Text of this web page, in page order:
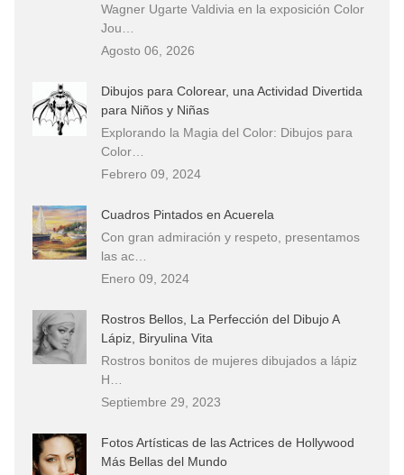
Wagner Ugarte Valdivia en la exposición Color
Jou…
Agosto 06, 2026
Dibujos para Colorear, una Actividad Divertida
para Niños y Niñas
Explorando la Magia del Color: Dibujos para
Color…
Febrero 09, 2024
Cuadros Pintados en Acuerela
Con gran admiración y respeto, presentamos
las ac…
Enero 09, 2024
Rostros Bellos, La Perfección del Dibujo A
Lápiz, Biryulina Vita
Rostros bonitos de mujeres dibujados a lápiz
H…
Septiembre 29, 2023
Fotos Artísticas de las Actrices de Hollywood
Más Bellas del Mundo